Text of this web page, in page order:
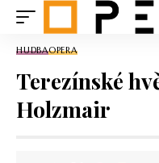
HUDBAOPERA
Terezínské
Holzmair